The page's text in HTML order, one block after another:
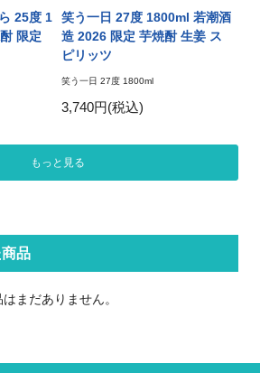
25度 1
限定
笑う一日 27度 1800ml 若潮酒
造 2026 限定 芋焼酎 生姜 ス
ピリッツ
笑う一日 27度 1800ml
3,740円(税込)
もっと見る
品
まだありません。